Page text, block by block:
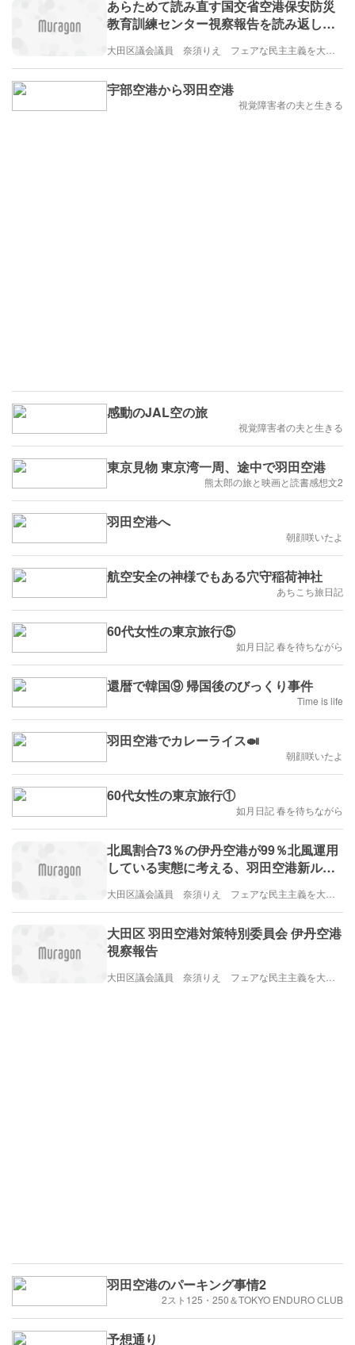
あらためて読み直す国交省空港保安防災
教育訓練センター視察報告を読み返し、
宇部空港から羽田空港
視覚障害者の夫と生きる
感動のJAL空の旅
視覚障害者の夫と生きる
東京見物 東京湾一周、途中で羽田空港
熊太郎の旅と映画と読書感想文2
羽田空港へ
朝顔咲いたよ
航空安全の神様でもある穴守稲荷神社
あちこち旅日記
60代女性の東京旅行⑤
如月日記 春を待ちながら
還暦で韓国⑨ 帰国後のびっくり事件
Time is life
羽田空港でカレーライス🍛
朝顔咲いたよ
60代女性の東京旅行①
如月日記 春を待ちながら
北風割合73％の伊丹空港が99％北風運用
している実態に考える、羽田空港新ルー
大田区 羽田空港対策特別委員会 伊丹空港
視察報告
羽田空港のパーキング事情2
2スト125・250＆TOKYO ENDURO CLUB
予想通り